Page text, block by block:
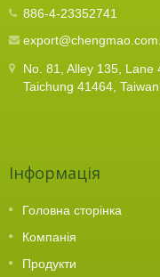
886-4-23352741
No. 81, Alley 135, Lane
Taichung 41464, Taiwan
Інформація
Головна сторінка
Компанія
Продукти